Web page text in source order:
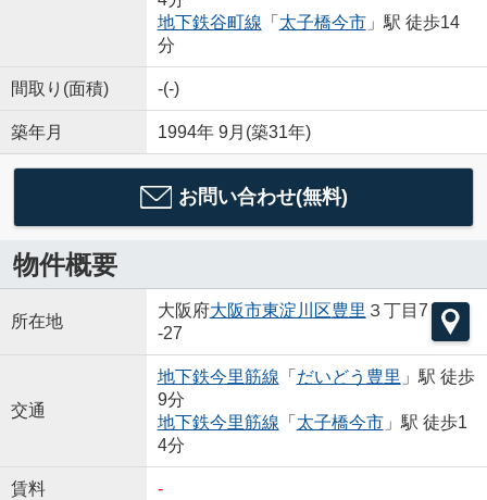
地下鉄谷町線 「 太子橋今市」駅 徒歩14
分
間取り(面積) -(-)
築年月 1994年 9月(築31年)
お問い合わせ(無料)
物件概要
所在地
大阪府大阪市東淀川区豊里 ３丁目7
-27
交通
地下鉄今里筋線 「 だいどう豊里 」駅 徒歩
9分
地下鉄今里筋線 「 太子橋今市」駅 徒歩1
4分
賃料 -